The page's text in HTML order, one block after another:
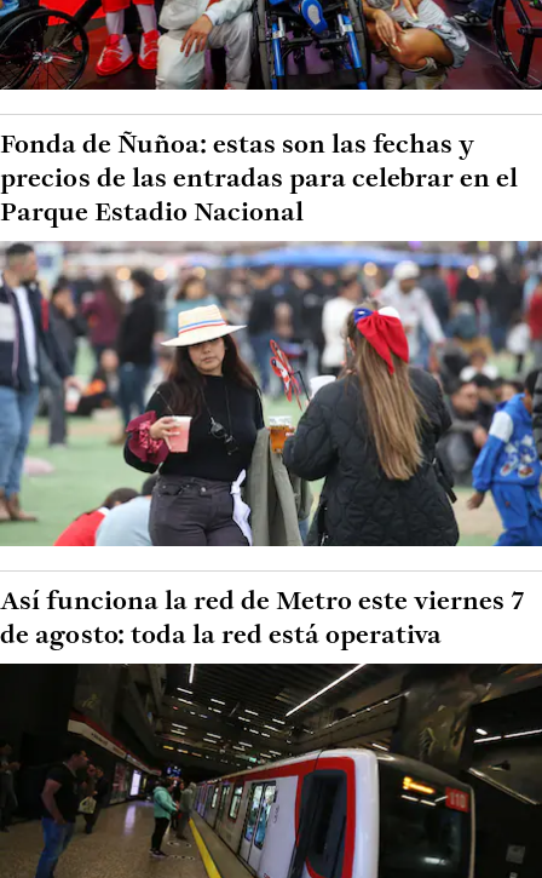
Fonda de Ñuñoa: estas son las fechas y
precios de las entradas para celebrar en el
Parque Estadio Nacional
Así funciona la red de Metro este viernes 7
de agosto: toda la red está operativa